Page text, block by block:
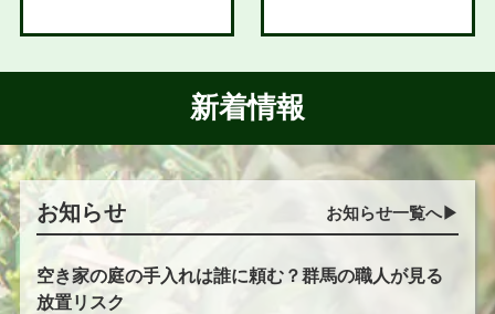
新着情報
お知らせ お知らせ一覧へ▶︎
空き家の庭の手入れは誰に頼む？群馬の職人が見る
放置リスク